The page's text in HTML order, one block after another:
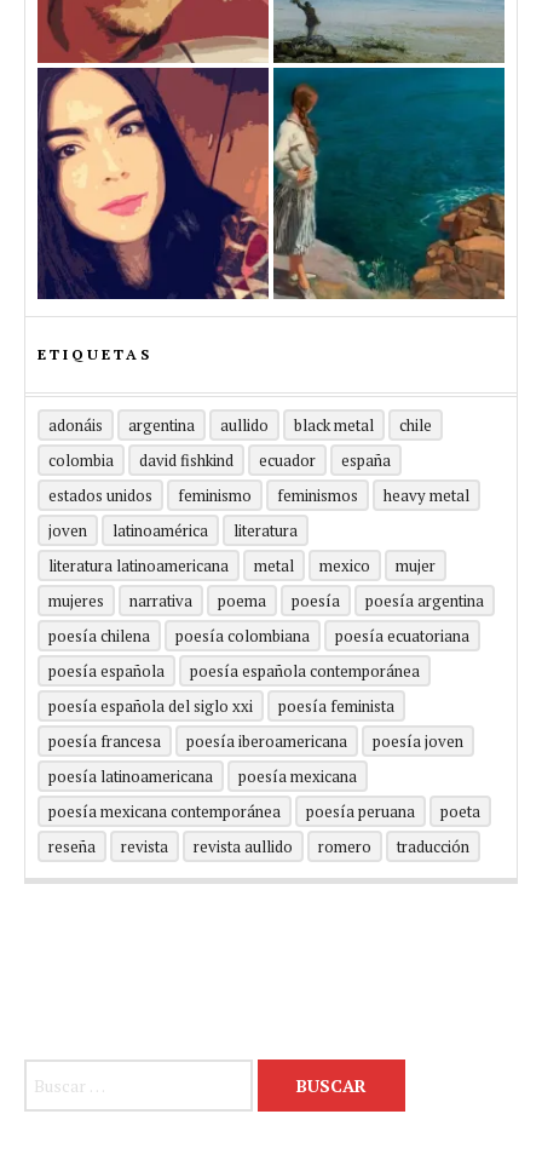
ETIQUETAS
adonáis argentina aullido black metal
chile
colombia
david fishkind ecuador
españa
estados unidos
feminismo feminismos
heavy metal
joven
latinoamérica
literatura
literatura latinoamericana
metal mexico
mujer
mujeres
narrativa poema poesía
poesía argentina
poesía chilena
poesía colombiana
poesía ecuatoriana
poesía española
poesía española contemporánea
poesía española del siglo xxi
poesía feminista
poesía francesa
poesía iberoamericana
poesía joven
poesía latinoamericana
poesía mexicana
poesía mexicana contemporánea
poesía peruana
poeta
reseña
revista revista aullido romero traducción